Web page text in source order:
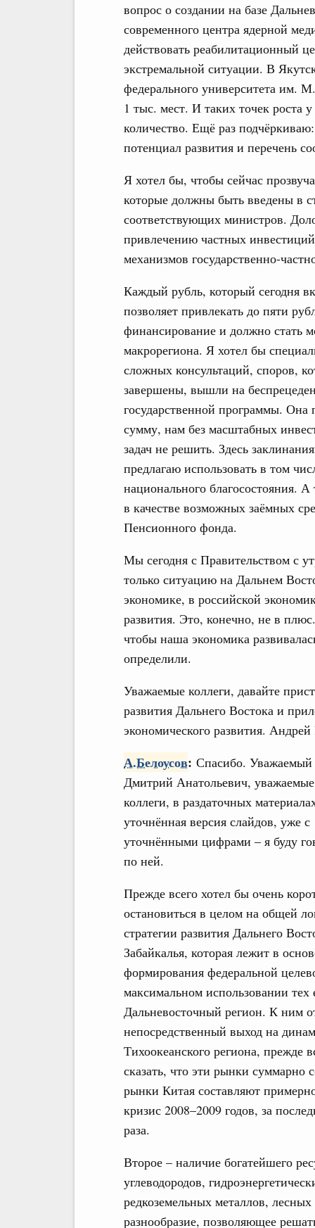
вопрос о создании на базе
современного центра ядерной
действовать реабилитационный
экстремальной ситуации. В
федерального университета им.
1 тыс. мест. И таких точек роста
количество. Ещё раз
потенциал развития и перечень
Я хотел бы, чтобы сейчас
которые должны быть введены в
соответствующих министров.
привлечению частных
механизмов государственно-
Каждый рубль, который сегодня
позволяет привлекать до пяти
финансирование и должно стать
макрорегиона. Я хотел бы
сложных консультаций, споров,
завершены, вышли на
государственной программы.
сумму, нам без масштабных
задач не решить. Здесь
предлагаю использовать в том
национального благосостояния.
в качестве возможных заёмных
Пенсионного фонда.
Мы сегодня с Правительством с
только ситуацию на Дальнем
экономике, в российской
развития. Это, конечно, не в
чтобы наша экономика
определили.
Уважаемые коллеги, давайте
развития Дальнего Востока и
экономического развития.
А.Белоусов: Спасибо. Уважаемый
Дмитрий Анатольевич, уважаемые
коллеги, в раздаточных
уточнённая версия слайдов, уже с
уточнёнными цифрами – я буду
по ней.
Прежде всего хотел бы очень
остановиться в целом на общей
стратегии развития Дальнего
Забайкалья, которая лежит в
формирования федеральной
максимальном использовании
Дальневосточный регион. К ним
непосредственный выход на
Тихоокеанского региона,
сказать, что эти рынки суммарно
рынки Китая составляют
кризис 2008–2009 годов, за
раза.
Второе – наличие богатейшего
углеводородов,
редкоземельных металлов,
разнообразие, позволяющее